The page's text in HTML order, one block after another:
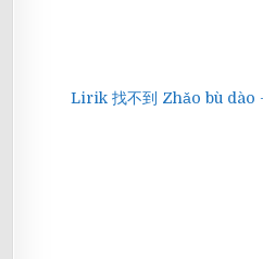
Lirik 找不到 Zhǎo bù dào